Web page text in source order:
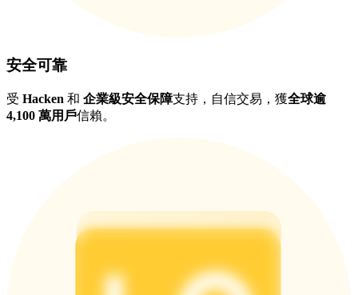
安全可靠
受 Hacken 和 企業級安全保障支持，自信交易，獲全球逾
4,100 萬用戶信賴。